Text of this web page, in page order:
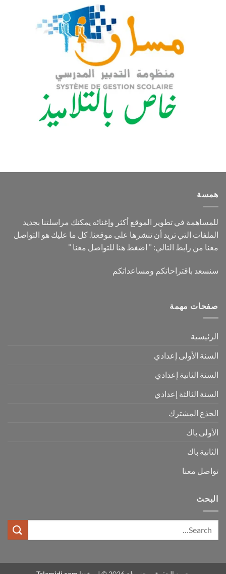
همسة
للمساهمة في تطوير الموقع أكثر وإغنائه يمكنك مراسلتنا بجديد
الملفات التي تريد أن تنشرها على موقعنا. كل ما عليك هو التواصل
معنا من رابط التالي: ” اضغط هنا للتواصل معنا ”
سنسعد باقتراحاتكم ومساعداتكم
صفحات مهمة
الرئيسية
السنة الأولى إعدادي
السنة الثانية إعدادي
السنة الثالثة إعدادي
الجذع المشترك
الأولى باك
الثانية باك
تواصل معنا
البحث